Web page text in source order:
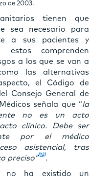
de 2003.
tienen que
sea necesario para
a sus pacientes y
estos comprenden
a los que se van a
las alternativas
el Código de
Consejo General de
señala que “la
no es un acto
clínico. Debe ser
por el médico
asistencial, tras
preciso”[12].
no ha existido un